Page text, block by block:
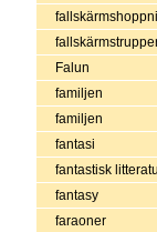
Falun
familjen
familjen
fantasi
fantastisk
fantasy
faraoner